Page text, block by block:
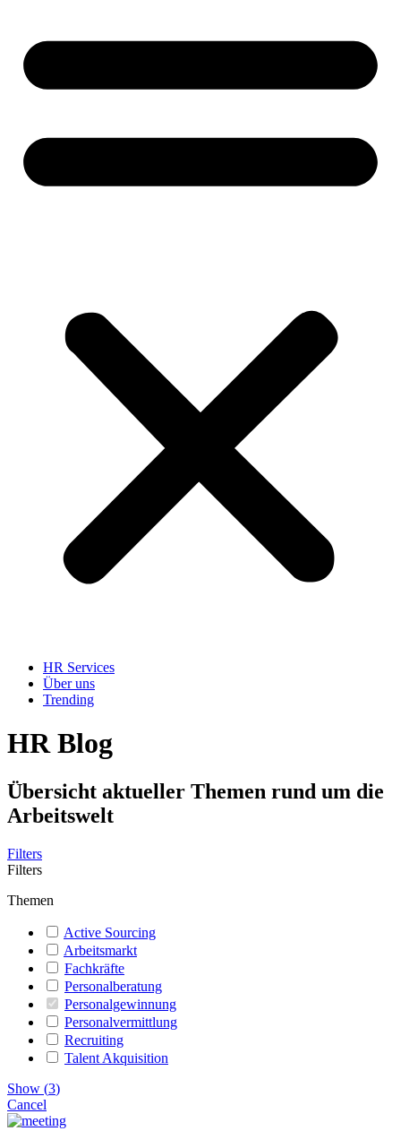
HR Services
Über uns
Trending
HR Blog
Übersicht aktueller Themen rund um die
Arbeitswelt
Filters
Filters
Themen
Active Sourcing
Arbeitsmarkt
Fachkräfte
Personalberatung
Personalgewinnung
Personalvermittlung
Recruiting
Talent Akquisition
Show (3)
Cancel